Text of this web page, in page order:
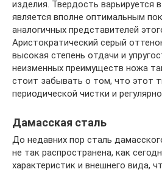
изделия. Твердость варьируется
является вполне оптимальным
аналогичных представителей
Аристократический серый
высокая степень отдачи и
неизменных преимуществ ножа
стоит забывать о том, что этот
периодической чистки и
Дамасская сталь
До недавних пор сталь
не так распространена, как
характеристик и внешнего вида,